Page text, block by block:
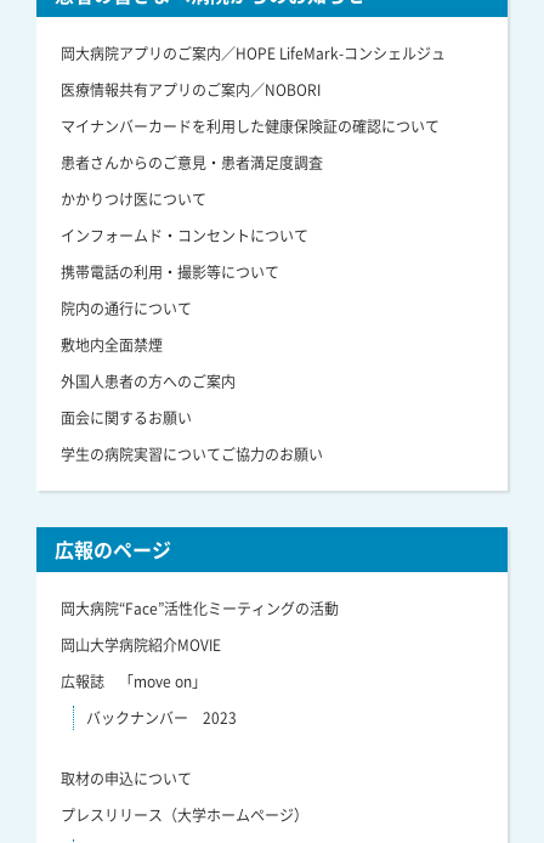
岡大病院アプリのご案内／HOPE LifeMark-コンシェルジュ
医療情報共有アプリのご案内／NOBORI
マイナンバーカードを利用した健康保険証の確認について
患者さんからのご意見・患者満足度調査
かかりつけ医について
インフォームド・コンセントについて
携帯電話の利用・撮影等について
院内の通行について
敷地内全面禁煙
外国人患者の方へのご案内
面会に関するお願い
学生の病院実習についてご協力のお願い
広報のページ
岡大病院“Face”活性化ミーティングの活動
岡山大学病院紹介MOVIE
広報誌 「move on」
バックナンバー 2023
取材の申込について
プレスリリース（大学ホームページ）